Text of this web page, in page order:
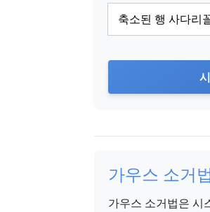
가우스 소거
가우스 소거법은 시